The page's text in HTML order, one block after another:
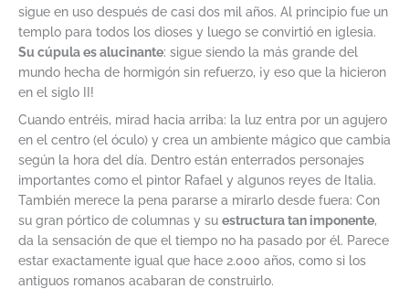
sigue en uso después de casi dos mil años. Al principio fue un
templo para todos los dioses y luego se convirtió en iglesia.
Su cúpula es alucinante: sigue siendo la más grande del
mundo hecha de hormigón sin refuerzo, ¡y eso que la hicieron
en el siglo II!
Cuando entréis, mirad hacia arriba: la luz entra por un agujero
en el centro (el óculo) y crea un ambiente mágico que cambia
según la hora del día. Dentro están enterrados personajes
importantes como el pintor Rafael y algunos reyes de Italia.
También merece la pena pararse a mirarlo desde fuera: Con
su gran pórtico de columnas y su estructura tan imponente,
da la sensación de que el tiempo no ha pasado por él. Parece
estar exactamente igual que hace 2.000 años, como si los
antiguos romanos acabaran de construirlo.